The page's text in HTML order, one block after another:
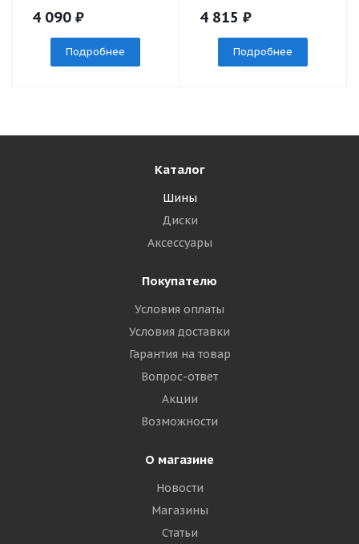
4 090 ₽
Подробнее
4 815 ₽
Подробнее
Каталог
Шины
Диски
Аксессуары
Покупателю
Условия оплаты
Условия доставки
Гарантия на товар
Вопрос-ответ
Акции
Возможности
О магазине
Новости
Магазины
Статьи